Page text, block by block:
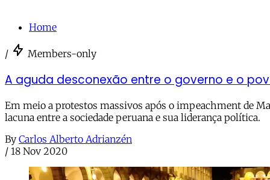
Home
/ Members-only
A aguda desconexão entre o governo e o
Em meio a protestos massivos após o impeachment de
lacuna entre a sociedade peruana e sua liderança política.
By Carlos Alberto Adrianzén
/ 18 Nov 2020